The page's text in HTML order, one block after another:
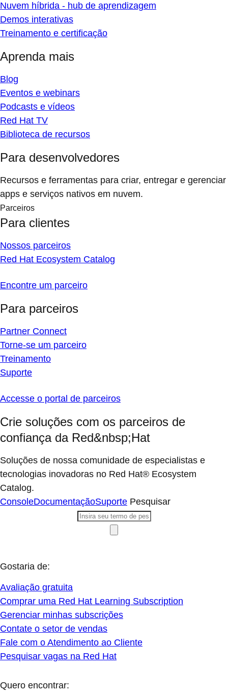
Nuvem híbrida - hub de aprendizagem
Demos interativas
Treinamento e certificação
Aprenda mais
Blog
Eventos e webinars
Podcasts e vídeos
Red Hat TV
Biblioteca de recursos
Para desenvolvedores
Recursos e ferramentas para criar, entregar e gerenciar
apps e serviços nativos em nuvem.
Parceiros
Para clientes
Nossos parceiros
Red Hat Ecosystem Catalog
Encontre um parceiro
Para parceiros
Partner Connect
Torne-se um parceiro
Treinamento
Suporte
Accesse o portal de parceiros
Crie soluções com os parceiros de
confiança da Red&nbsp;Hat
Soluções de nossa comunidade de especialistas e
tecnologias inovadoras no Red Hat® Ecosystem
Catalog.
ConsoleDocumentaçãoSuporte Pesquisar
Gostaria de:
Avaliação gratuita
Comprar uma Red Hat Learning Subscription
Gerenciar minhas subscrições
Contate o setor de vendas
Fale com o Atendimento ao Cliente
Pesquisar vagas na Red Hat
Quero encontrar: